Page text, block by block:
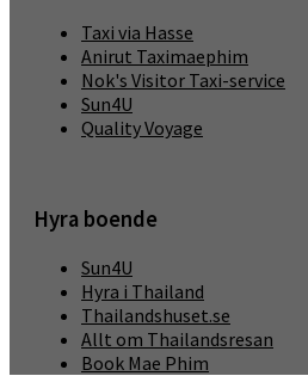
Taxi via Hasse
Anirut Taximaephim
Nok's Visitor Taxi-service
Sun4U
Quality Voyage
Hyra boende
Sun4U
Hyra i Thailand
Thailandshuset.se
Allt om Thailandsresan
Book Mae Phim